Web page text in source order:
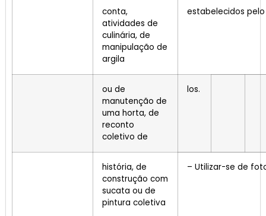
conta,
atividades de
culinária, de
manipulação de
argila
estabelecidos
ou de
manutenção de
uma horta, de
reconto
coletivo de
los.
história, de
construção com
sucata ou de
pintura coletiva
– Utilizar-se de